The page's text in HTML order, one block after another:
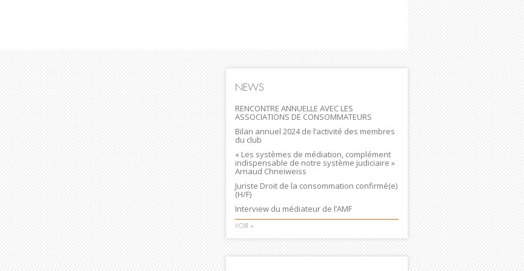
NEWS
RENCONTRE ANNUELLE AVEC LES
ASSOCIATIONS DE CONSOMMATEURS
Bilan annuel 2024 de l’activité des membres
du club
« Les systèmes de médiation, complément
indispensable de notre système judiciaire »
Arnaud Chneiweiss
Juriste Droit de la consommation confirmé(e)
(H/F)
Interview du médiateur de l’AMF
VOIR +